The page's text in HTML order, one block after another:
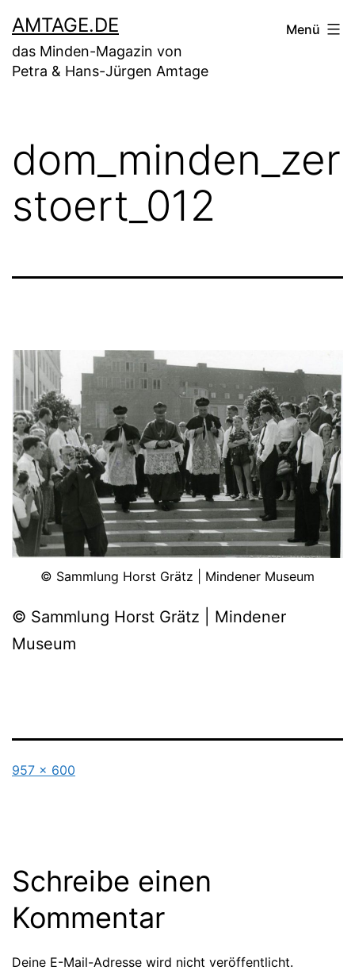
Zum
Inhalt
springen
AMTAGE.DE
das Minden-Magazin von
Petra & Hans-Jürgen Amtage
Menü
dom_minden_zer
stoert_012
© Sammlung Horst Grätz | Mindener Museum
© Sammlung Horst Grätz | Mindener
Museum
Originalgröße
957 × 600
Schreibe einen
Kommentar
Deine E-Mail-Adresse wird nicht veröffentlicht.